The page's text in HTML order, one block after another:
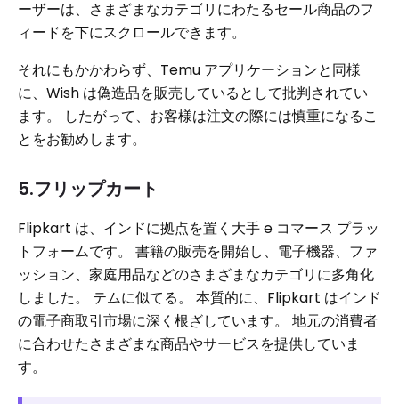
ーザーは、さまざまなカテゴリにわたるセール商品のフ
ィードを下にスクロールできます。
それにもかかわらず、Temu アプリケーションと同様
に、Wish は偽造品を販売しているとして批判されてい
ます。 したがって、お客様は注文の際には慎重になるこ
とをお勧めします。
5.フリップカート
Flipkart は、インドに拠点を置く大手 e コマース プラッ
トフォームです。 書籍の販売を開始し、電子機器、ファ
ッション、家庭用品などのさまざまなカテゴリに多角化
しました。 テムに似てる。 本質的に、Flipkart はインド
の電子商取引市場に深く根ざしています。 地元の消費者
に合わせたさまざまな商品やサービスを提供していま
す。